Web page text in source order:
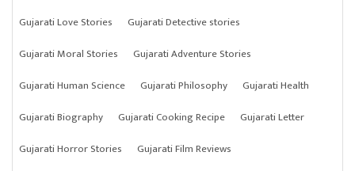
Gujarati Love Stories
Gujarati Detective stories
Gujarati Moral Stories
Gujarati Adventure Stories
Gujarati Human Science
Gujarati Philosophy
Gujarati Health
Gujarati Biography
Gujarati Cooking Recipe
Gujarati Letter
Gujarati Horror Stories
Gujarati Film Reviews